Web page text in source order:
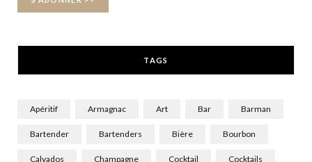
TAGS
Apéritif Armagnac Art Bar Barman
Bartender Bartenders Bière Bourbon
Calvados Champagne Cocktail Cocktails